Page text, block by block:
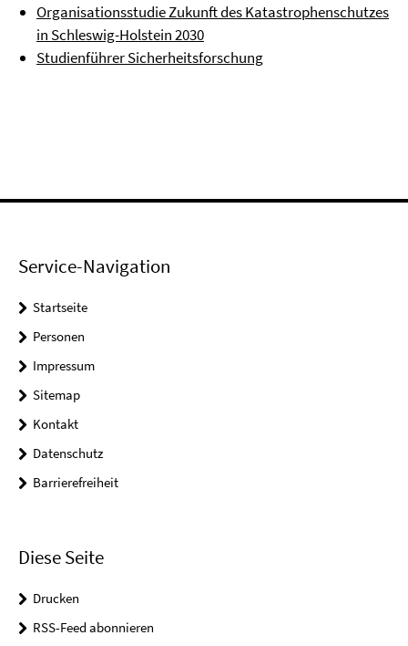
Organisationsstudie Zukunft des Katastrophenschutzes
in Schleswig-Holstein 2030
Studienführer Sicherheitsforschung
Service-Navigation
Startseite
Personen
Impressum
Sitemap
Kontakt
Datenschutz
Barrierefreiheit
Diese Seite
Drucken
RSS-Feed abonnieren